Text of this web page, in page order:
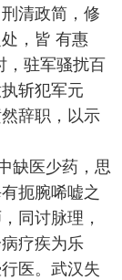
清政简，修
，皆 有惠
，驻军骚扰百
斩犯军元
辞职，以示
缺医少药，思
扼腕唏嘘之
同讨脉理，
疗疾为乐
医。武汉失